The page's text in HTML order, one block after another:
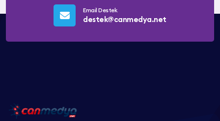
Email Destek
destek@canmedya.net